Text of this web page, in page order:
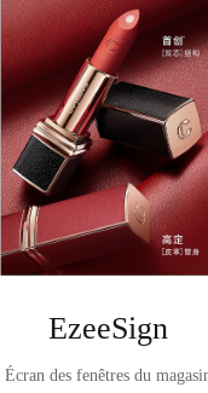
EzeeSign
Écran des fenêtres du